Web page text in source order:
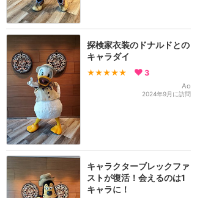
探検家衣装のドナルドとの
キャラダイ
★★★★★ 3
Ao
2024年9月に訪問
キャラクターブレックファ
ストが復活！会えるのは1
キャラに！